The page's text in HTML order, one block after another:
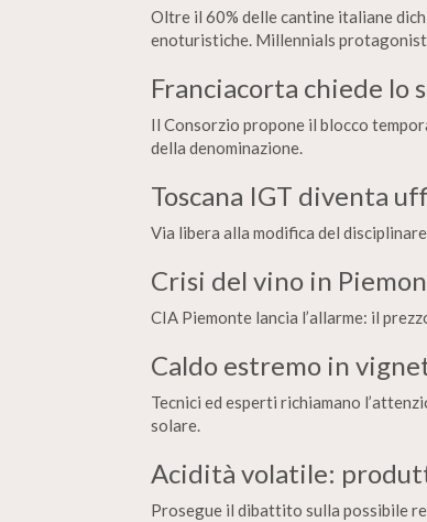
Oltre il 60% delle cantine italiane
enoturistiche. Millennials
Franciacorta chiede lo
Il Consorzio propone il blocco
della denominazione.
Toscana IGT diventa
Via libera alla modifica del
Crisi del vino in
CIA Piemonte lancia l’allarme: il
Caldo estremo in
Tecnici ed esperti richiamano
solare.
Acidità volatile:
Prosegue il dibattito sulla possibile